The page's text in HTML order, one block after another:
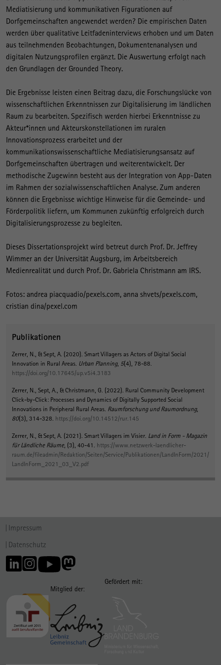
Mediatisierung und kommunikativen Figurationen auf
Dorfgemeinschaften angewendet werden? Die empirischen Daten
werden über qualitative Leitfadeninterviews erhoben und um Daten
aus teilnehmenden Beobachtungen, Dokumentenanalysen und
digitalen Nutzungsprofilen ergänzt. Die Auswertung erfolgt nach
den Grundlagen der Grounded Theory.
Die Ergebnisse leisten einen Beitrag dazu, die Forschungslücke von
wissenschaftlichen Erkenntnissen zur Digitalisierung im ländlichen
Raum zu bearbeiten. Spezifisch werden hierbei Erkenntnisse zu
Akteur*innen und Akteurskonstellationen im ruralen
Innovationsprozess erarbeitet und der
kommunikationswissenschaftliche Mediatisierungsansatz auf
Dorfgemeinschaften übertragen und weiterentwickelt. Der
methodische Zugewinn besteht aus der Integration von App-Daten
im Rahmen der sozialwissenschaftlichen Analyse. Zum anderen
können die Ergebnisse wichtige Hinweise für die Gemeinde- und
Förderpolitik liefern, um Kommunen zukünftig erfolgreich durch
Digitalisierungsprozesse zu begleiten.
Dieses Dissertationsprojekt wird betreut durch Prof. Dr. Jeffrey
Wimmer an der Universität Augsburg, im Arbeitsbereich
Medienrealität und durch Prof. Dr. Gabriela Christmann am IRS.
Fotos: andrea piacquadio/pexels.com, anna shvets/pexels.com,
cristian dina/pexel.com
Publikationen
Zerrer, N., & Sept, A. (2020). Smart Villagers as Actors of Digital Social
Innovation in Rural Areas. Urban Planning, 5(4), 78-88.
https://doi.org/10.17645/up.v5i4.3183
Zerrer, N., Sept, A., & Christmann, G. (2022). Rural Community Development
Click-by-Click: Processes and Dynamics of Digitally Supported Social
Innovations in Peripheral Rural Areas. Raumforschung und Raumordnung,
80(3), 314-328. https://doi.org/10.14512/rur.145
Zerrer, N., & Sept, A. (2021). Smart Villagers im Visier. Land in Form - Magazin
für Ländliche Räume, (3), 40-41. https://www.netzwerk-laendlicher-
raum.de/fileadmin/Redaktion/Seiten/Service/Publikationen/LandInForm/2021/
LandInForm_2021_03_V2.pdf
Impressum
Datenschutz
Mitglied der:
Gefördert mit: